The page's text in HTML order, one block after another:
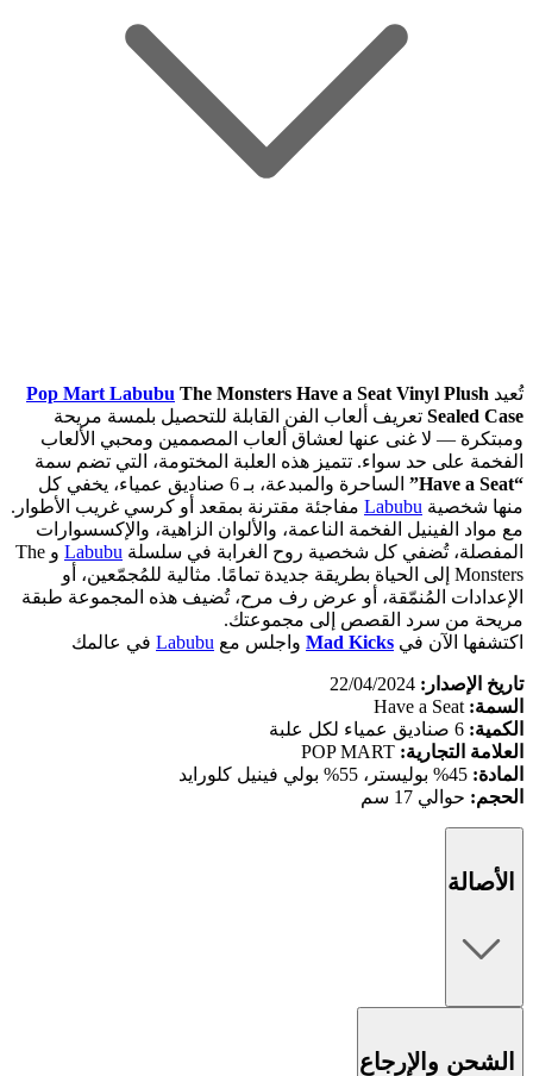
تُعيد Pop Mart Labubu The Monsters Have a Seat Vinyl Plush
Sealed Case تعريف ألعاب الفن القابلة للتحصيل بلمسة مريحة
ومبتكرة — لا غنى عنها لعشاق ألعاب المصممين ومحبي الألعاب
الفخمة على حد سواء. تتميز هذه العلبة المختومة، التي تضم سمة
“Have a Seat”
الساحرة والمبدعة، بـ 6 صناديق عمياء، يخفي كل
منها شخصية Labubu مفاجئة مقترنة بمقعد أو كرسي غريب الأطوار.
مع مواد الفينيل الفخمة الناعمة، والألوان الزاهية، والإكسسوارات
المفصلة، تُضفي كل شخصية روح الغرابة في سلسلة Labubu
و The
Monsters إلى الحياة بطريقة جديدة تمامًا. مثالية للمُجمّعين، أو
الإعدادات المُنمّقة، أو عرض رف مرح، تُضيف هذه المجموعة طبقة
مريحة من سرد القصص إلى مجموعتك.
اكتشفها الآن في Mad Kicks واجلس مع Labubu في عالمك
تاريخ الإصدار:
السمة:
الكمية:
العلامة التجارية:
المادة:
الحجم: حوالي 17 سم
الأصالة
الشحن والإرجاع